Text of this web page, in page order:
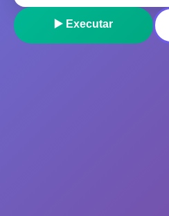
▶️ Executar